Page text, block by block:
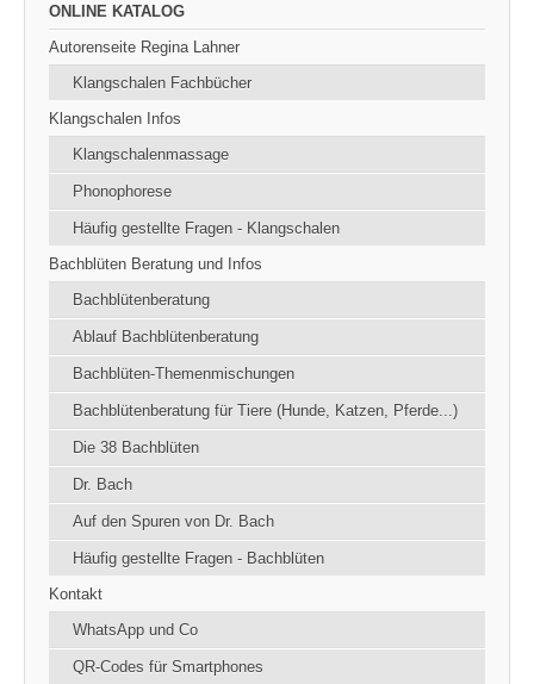
ONLINE KATALOG
Autorenseite Regina Lahner
Klangschalen Fachbücher
Klangschalen Infos
Klangschalenmassage
Phonophorese
Häufig gestellte Fragen - Klangschalen
Bachblüten Beratung und Infos
Bachblütenberatung
Ablauf Bachblütenberatung
Bachblüten-Themenmischungen
Bachblütenberatung für Tiere (Hunde, Katzen, Pferde...)
Die 38 Bachblüten
Dr. Bach
Auf den Spuren von Dr. Bach
Häufig gestellte Fragen - Bachblüten
Kontakt
WhatsApp und Co
QR-Codes für Smartphones